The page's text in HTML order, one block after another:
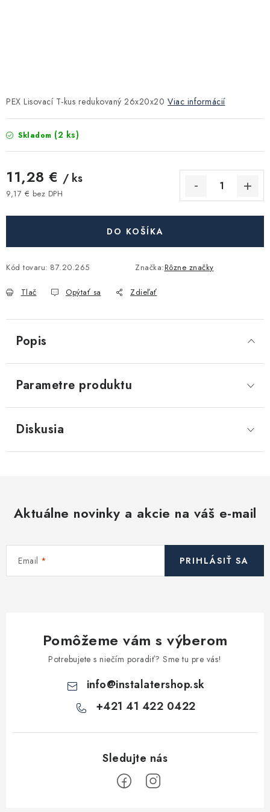
Filtrovanie a úprava vody
Záhrada a závlaha
Vetranie a rekuperácia
Akcie, Zľavy
Podmienky ochrany osobných údajov
Obchodné podmienky požičovne náradia
Moja objednávka
PEX Lisovací T-kus redukovaný 26x20x20 Viac informácií
Skladom (2 ks)
11,28 € / ks
9,17 € bez DPH
DO KOŠÍKA
Kód tovaru: 87.20.265 Značka:Rôzne značky
Tlač Opýtať sa Zdieľať
Popis
Parametre produktu
Diskusia
Aktuálne novinky a akcie na váš e-mail
Email PRIHLÁSIŤ SA
Pomôžeme vám s výberom
Potrebujete s niečím poradiť? Sme tu pre vás!
info@instalatershop.sk
+421 41 422 0422